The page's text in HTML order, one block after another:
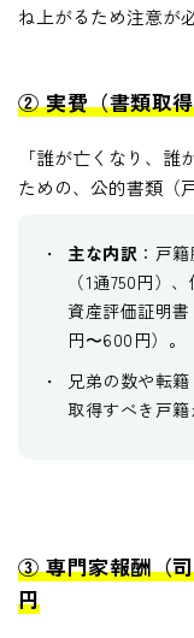
ね上がるため注意が
② 実費（書類取得
「誰が亡くなり、
ための、公的書類（
主な内訳 ：戸
（1通750円）
資産評価証明
円〜600円）。
兄弟の数や転
取得すべき戸籍
③ 専門家報酬（司
円